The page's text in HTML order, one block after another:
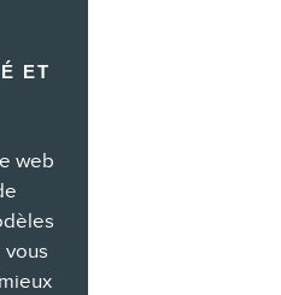
ET
web
vous